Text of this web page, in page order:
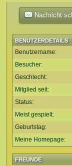
Nachricht
BENUTZERDETAILS
Benutzername:
Besucher:
Geschlecht:
Mitglied seit:
Status:
Meist gespielt:
Geburtstag:
Meine Homepage:
FREUNDE